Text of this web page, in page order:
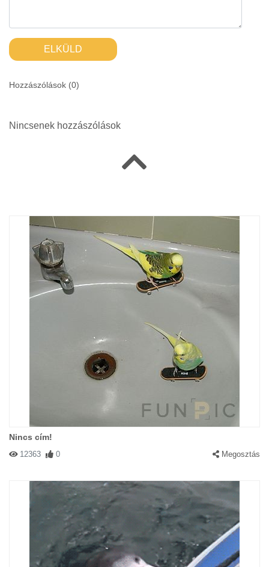
ELKÜLD
Hozzászólások (0)
Nincsenek hozzászólások
Nincs cím!
12363 0 Megosztás